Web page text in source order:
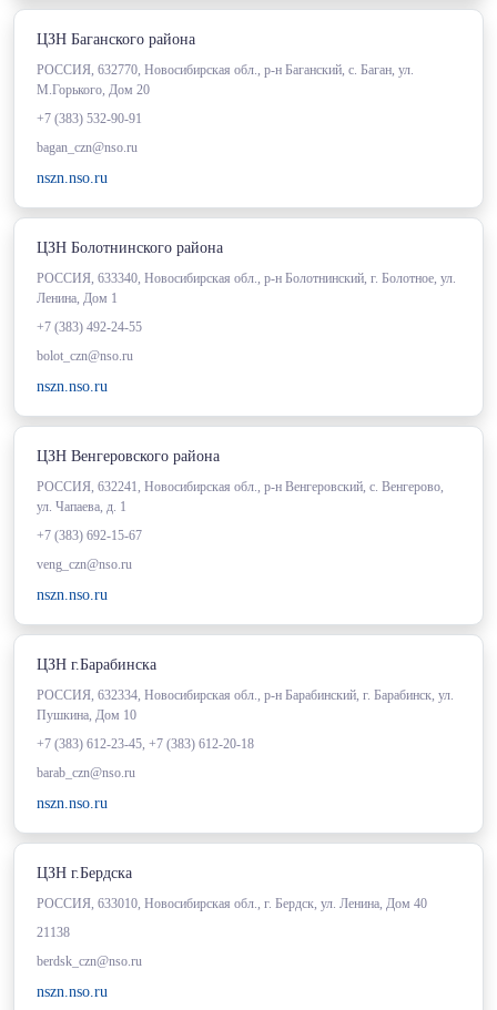
ЦЗН Баганского района
РОССИЯ, 632770, Новосибирская обл., р-н Баганский, с. Баган, ул.
М.Горького, Дом 20
+7 (383) 532-90-91
bagan_czn@nso.ru
nszn.nso.ru
ЦЗН Болотнинского района
РОССИЯ, 633340, Новосибирская обл., р-н Болотнинский, г. Болотное, ул.
Ленина, Дом 1
+7 (383) 492-24-55
bolot_czn@nso.ru
nszn.nso.ru
ЦЗН Венгеровского района
РОССИЯ, 632241, Новосибирская обл., р-н Венгеровский, с. Венгерово,
ул. Чапаева, д. 1
+7 (383) 692-15-67
veng_czn@nso.ru
nszn.nso.ru
ЦЗН г.Барабинска
РОССИЯ, 632334, Новосибирская обл., р-н Барабинский, г. Барабинск, ул.
Пушкина, Дом 10
+7 (383) 612-23-45, +7 (383) 612-20-18
barab_czn@nso.ru
nszn.nso.ru
ЦЗН г.Бердска
РОССИЯ, 633010, Новосибирская обл., г. Бердск, ул. Ленина, Дом 40
21138
berdsk_czn@nso.ru
nszn.nso.ru